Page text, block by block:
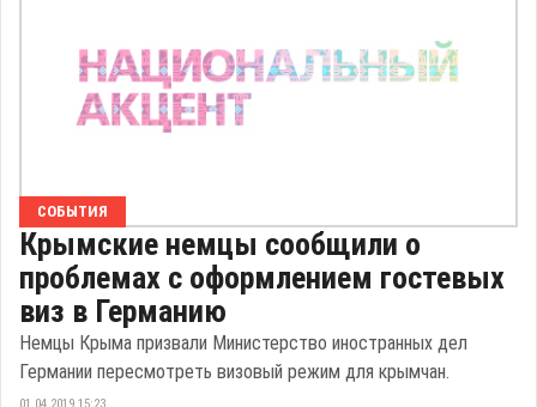
СОБЫТИЯ
Крымские немцы сообщили о
проблемах с оформлением гостевых
виз в Германию
Немцы Крыма призвали Министерство иностранных дел
Германии пересмотреть визовый режим для крымчан.